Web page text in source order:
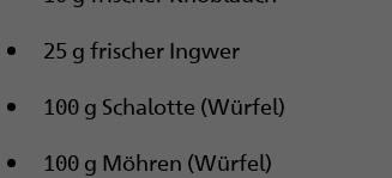
i
o
n
25 g frischer Ingwer
100 g Schalotte (Würfel)
100 g Möhren (Würfel)